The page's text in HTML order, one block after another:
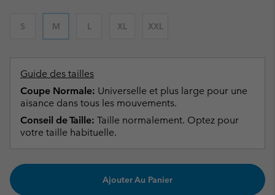
S M L XL XXL
Guide des tailles
Coupe Normale: Universelle et plus large pour une
aisance dans tous les mouvements.
Conseil de Taille: Taille normalement. Optez pour
votre taille habituelle.
Ajouter Au Panier